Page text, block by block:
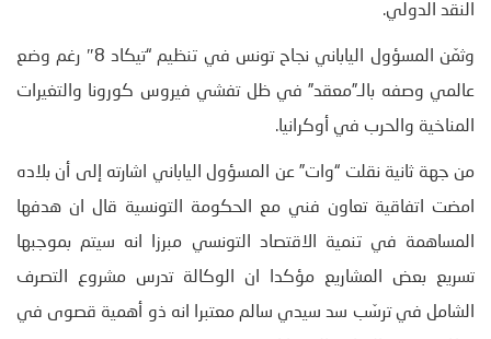
النقد الدولي.
وثمّن المسؤول الياباني نجاح تونس في تنظيم “تيكاد 8″ رغم وضع
عالمي وصفه بالـ”معقد” في ظل تفشي فيروس كورونا والتغيرات
المناخية والحرب في أوكرانيا.
من جهة ثانية نقلت “وات” عن المسؤول الياباني اشارته إلى أن بلاده
امضت اتفاقية تعاون فني مع الحكومة التونسية قال ان هدفها
المساهمة في تنمية الاقتصاد التونسي مبرزا انه سيتم بموجبها
تسريع بعض المشاريع مؤكدا ان الوكالة تدرس مشروع التصرف
الشامل في ترسّب سد سيدي سالم معتبرا انه ذو أهمية قصوى في